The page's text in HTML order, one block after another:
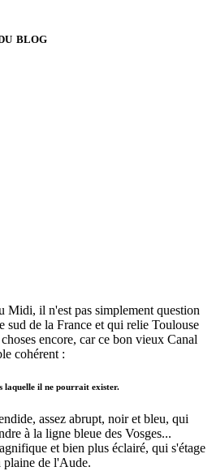
blog
Midi, il n'est pas simplement question
sud de la France et qui relie Toulouse
encore, car ce bon vieux Canal
cohérent :
laquelle il ne pourrait exister.
assez abrupt, noir et bleu, qui
à la ligne bleue des Vosges...
et bien plus éclairé, qui s'étage
plaine de l'Aude.